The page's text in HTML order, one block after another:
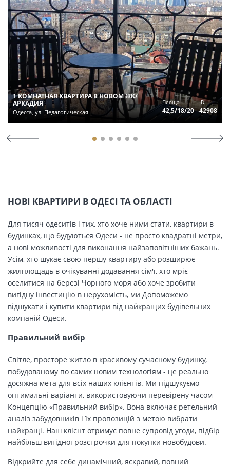
1 КОМНАТНАЯ КВАРТИРА В НОВОМ ЖК/
АРКАДИЯ
Одесса, ул. Педагогическая
Площа
42,5/18/20
ID
42908
НОВІ КВАРТИРИ В ОДЕСІ ТА ОБЛАСТІ
Для тисяч одеситів і тих, хто хоче ними стати, квартири в
будинках, що будуються Одеси - не просто квадратні метри,
а нові можливості для виконання найзаповітніших бажань.
Усім, хто шукає свою першу квартиру або розширює
жилплощадь в очікуванні додавання сім'ї, хто мріє
оселитися на березі Чорного моря або хоче зробити
вигідну інвестицію в нерухомість, ми Допоможемо
відшукати і купити квартири від найкращих будівельних
компаній Одеси.
Правильний вибір
Світле, просторе житло в красивому сучасному будинку,
побудованому по самих новим технологіям - це реально
досяжна мета для всіх наших клієнтів. Ми підшукуємо
оптимальні варіанти, використовуючи перевірену часом
Концепцію «Правильний вибір». Вона включає ретельний
аналіз забудовників і їх пропозицій з метою вибрати
найкращі. Наш клієнт отримує повне супровід угоди, підбір
найбільш вигідної розстрочки для покупки новобудови.
Відкрийте для себе динамічний, яскравий, повний